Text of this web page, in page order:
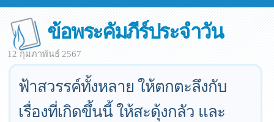
ข้อพระคัมภีร์ประจำวัน
12 กุมภาพันธ์ 2567
ฟ้าสวรรค์ทั้งหลาย ให้ตกตะลึงกับ
เรื่องที่เกิดขึ้นนี้ ให้สะดุ้งกลัว และ